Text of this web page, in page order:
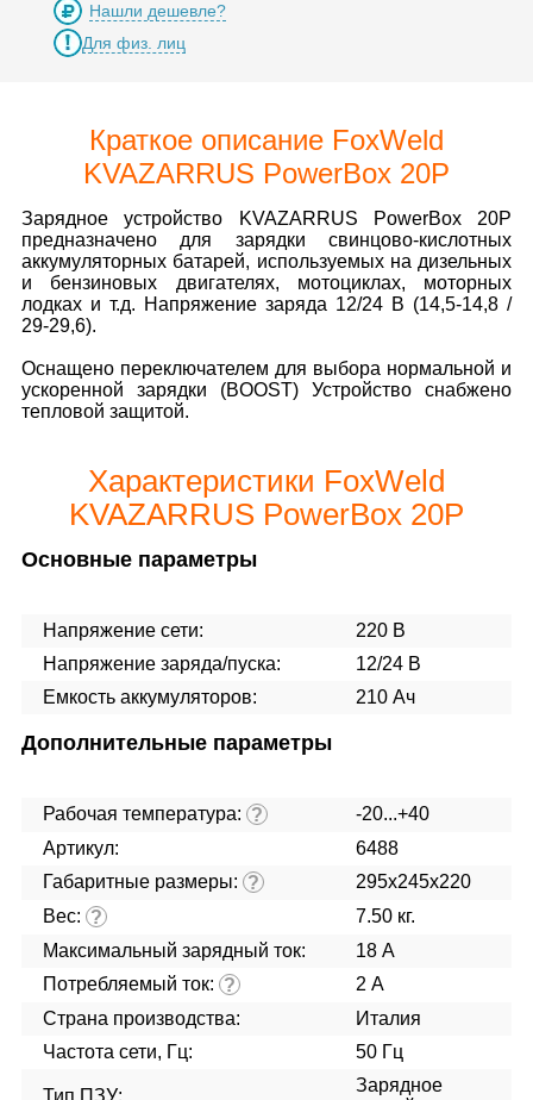
Нашли дешевле?
Для физ. лиц
Краткое описание FoxWeld
KVAZARRUS PowerBox 20P
Зарядное устройство KVAZARRUS PowerBox 20P
предназначено для зарядки свинцово-кислотных
аккумуляторных батарей, используемых на дизельных
и бензиновых двигателях, мотоциклах, моторных
лодках и т.д. Напряжение заряда 12/24 В (14,5-14,8 /
29-29,6).
Оснащено переключателем для выбора нормальной и
ускоренной зарядки (BOOST) Устройство снабжено
тепловой защитой.
Характеристики FoxWeld
KVAZARRUS PowerBox 20P
Основные параметры
Напряжение сети:
220 В
Напряжение заряда/пуска:
12/24 В
Емкость аккумуляторов:
210 Ач
Дополнительные параметры
Рабочая температура: ?
-20...+40
Артикул:
6488
Габаритные размеры: ?
295х245х220
Вес: ?
7.50 кг.
Максимальный зарядный ток:
18 А
Потребляемый ток: ?
2 А
Страна производства:
Италия
Частота сети, Гц:
50 Гц
Тип ПЗУ:
Зарядное